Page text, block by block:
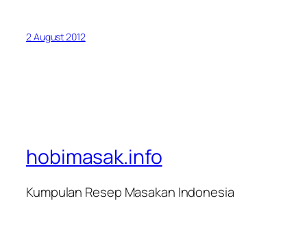
2 August 2012
hobimasak.info
Kumpulan Resep Masakan Indonesia